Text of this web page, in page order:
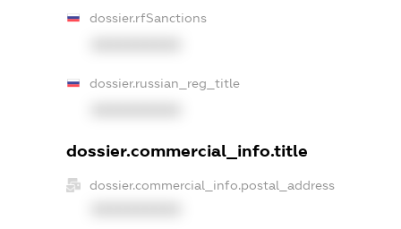
dossier.rfSanctions
dossier.russian_reg_title
dossier.commercial_info.title
dossier.commercial_info.postal_address